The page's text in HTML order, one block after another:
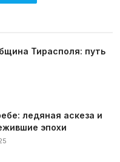
Тирасполя: путь
ледяная аскеза и
эпохи